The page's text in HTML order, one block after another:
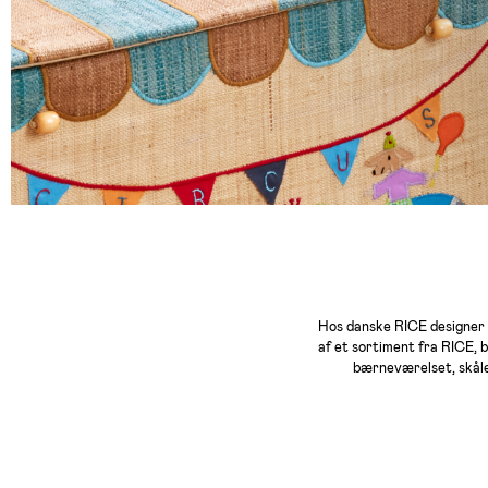
Hos danske RICE
af et sortiment fra RICE,
bærneværelset,